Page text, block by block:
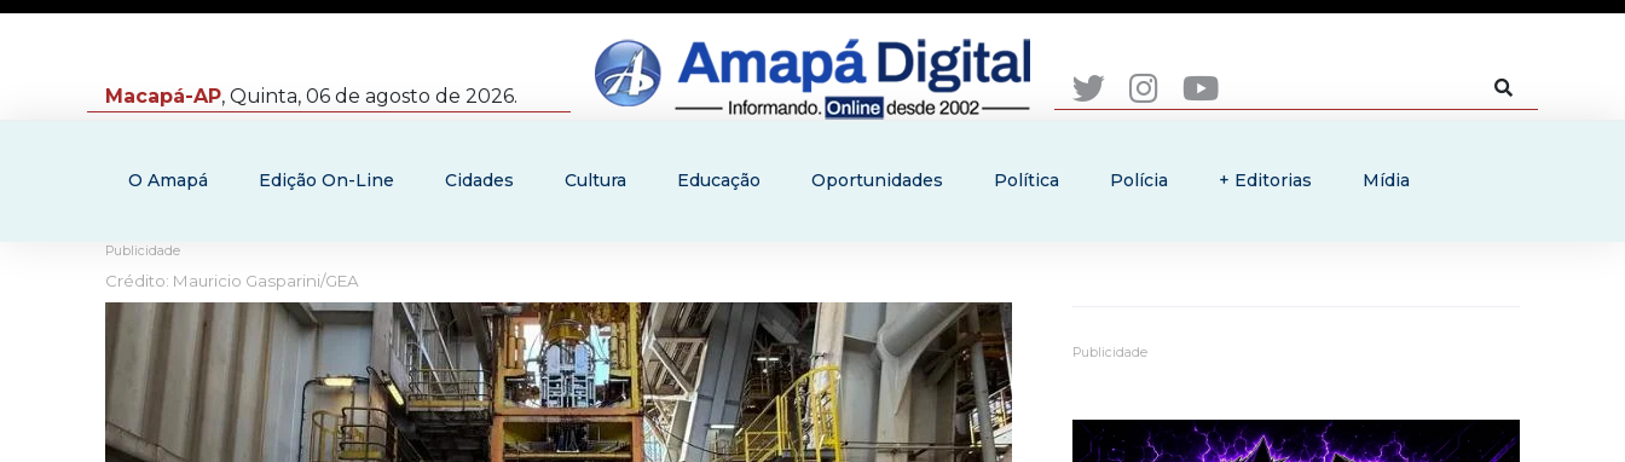
Macapá-AP, Quinta, 06 de agosto de 2026.
O Amapá Edição On-Line Cidades Cultura Educação Oportunidades Política Polícia + Editorias Mídia
Publicidade
Crédito: Mauricio Gasparini/GEA
Publicidade